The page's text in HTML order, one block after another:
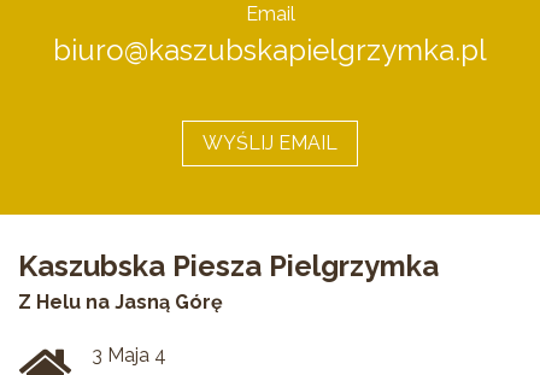
Email
biuro@kaszubskapielgrzymka.pl
WYŚLIJ EMAIL
Kaszubska Piesza Pielgrzymka
Z Helu na Jasną Górę
3 Maja 4